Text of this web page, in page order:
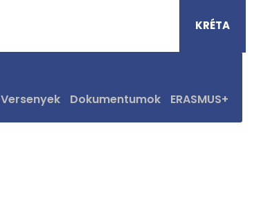
KRÉTA
Versenyek Dokumentumok ERASMUS+